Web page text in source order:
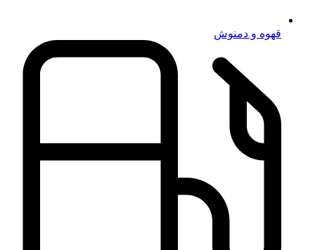
قهوه و دمنوش